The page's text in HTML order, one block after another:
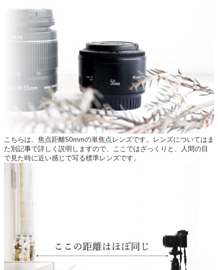
こちらは、焦点距離50mmの単焦点レンズです。レンズについてはま
た別記事で詳しく説明しますので、ここではざっくりと、人間の目
で見た時に近い感じで写る標準レンズです。